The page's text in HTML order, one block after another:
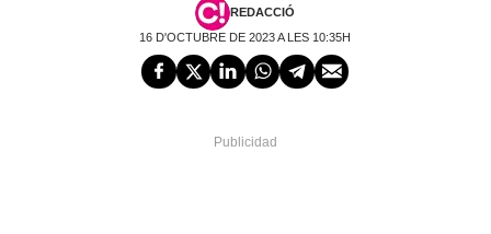
REDACCIÓ
16 D'OCTUBRE DE 2023 A LES 10:35H